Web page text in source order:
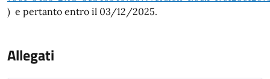
) e pertanto entro il 03/12/2025.
Allegati